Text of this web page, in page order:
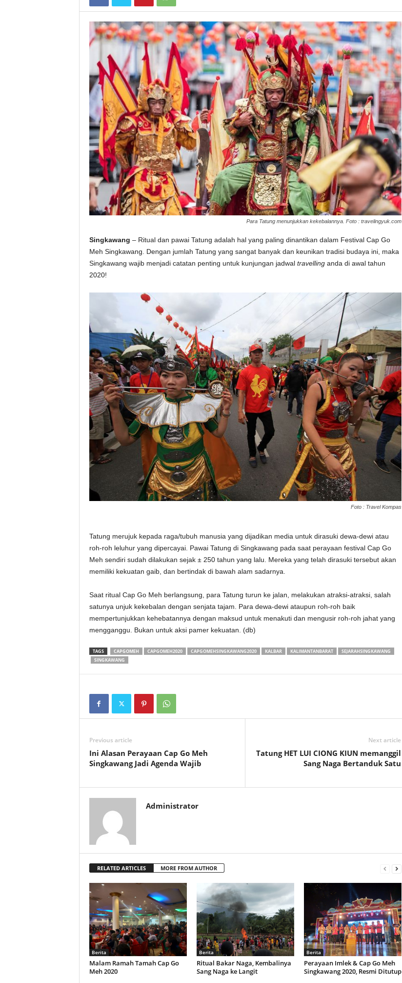
Para Tatung menunjukkan kekebalannya. Foto : travelingyuk.com
Singkawang – Ritual dan pawai Tatung adalah hal yang paling dinantikan dalam Festival Cap Go
Meh Singkawang. Dengan jumlah Tatung yang sangat banyak dan keunikan tradisi budaya ini, maka
Singkawang wajib menjadi catatan penting untuk kunjungan jadwal travellinganda di awal tahun
2020!
Foto : Travel Kompas
Tatung merujuk kepada raga/tubuh manusia yang dijadikan media untuk dirasuki dewa-dewi atau
roh-roh leluhur yang dipercayai. Pawai Tatung di Singkawang pada saat perayaan festival Cap Go
Meh sendiri sudah dilakukan sejak ± 250 tahun yang lalu. Mereka yang telah dirasuki tersebut akan
memiliki kekuatan gaib, dan bertindak di bawah alam sadarnya.
Saat ritual Cap Go Meh berlangsung, para Tatung turun ke jalan, melakukan atraksi-atraksi, salah
satunya unjuk kekebalan dengan senjata tajam. Para dewa-dewi ataupun roh-roh baik
mempertunjukkan kehebatannya dengan maksud untuk menakuti dan mengusir roh-roh jahat yang
mengganggu. Bukan untuk aksi pamer kekuatan. (db)
TAGS CAPGOMEH CAPGOMEH2020 CAPGOMEHSINGKAWANG2020 KALBAR KALIMANTANBARAT
SEJARAHSINGKAWANG
SINGKAWANG
Previous article
Ini Alasan Perayaan Cap Go Meh
Singkawang Jadi Agenda Wajib
Next article
Tatung HET LUI CIONG KIUN memanggil
Sang Naga Bertanduk Satu
Administrator
RELATED ARTICLES MORE FROM AUTHOR
Berita
Malam Ramah Tamah Cap Go
Meh 2020
Berita
Ritual Bakar Naga, Kembalinya
Sang Naga ke Langit
Berita
Perayaan Imlek & Cap Go Meh
Singkawang 2020, Resmi Ditutup